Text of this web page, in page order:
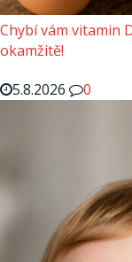
Chybí vám vitamin
okamžitě!
5.8.2026
0